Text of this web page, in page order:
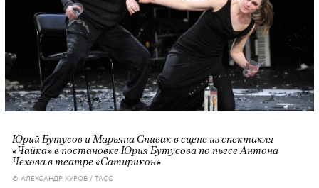
Юрий Бутусов и Марьяна Спивак в сцене из спектакля
«Чайка» в постановке Юрия Бутусова по пьесе Антона
Чехова в театре «Сатирикон»
© АЛЕКСАНДР КУРОВ / ТАСС